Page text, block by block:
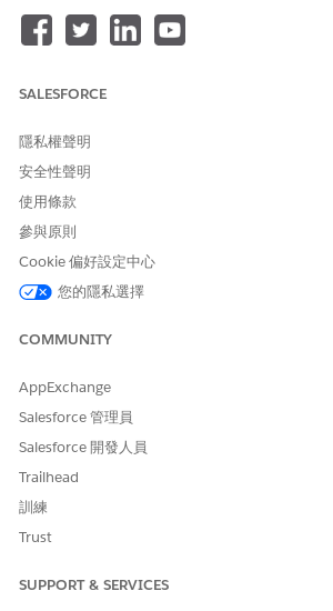
透過 Salesforce 支援的 URL 架構,您的使用者
Sciences Cloud 行動應用程式,並執行數個動
使用預先填入的資料建立或更新記錄。
在特定記錄頁面上開始動作。
使用預先定義的電子郵件範本與收件者建
Life Sciences 深入連結僅適用於擁有該動作
正確存取權的使用者。如果未經驗證的使用者
往登入頁面。當應用程式鎖定時,系統會提示
用者登入或輸入其 PIN 碼後,必須再次點選連
面。
生命科學的深度連結格式
造訪的深度連結
Life Sciences Cloud 行動應用程式支援更
造訪的深度連結支援動作,例如開啟造訪參
造訪。
生命科學深度連結的考量事項
當您從外部和第三方應用程式建立深入連
SALESFORCE
隱私權聲明
安全性聲明
使用條款
參與原則
Cookie 偏好設定中心
您的隱私選擇
COMMUNITY
AppExchange
Salesforce 管理員
Salesforce 開發人員
Trailhead
訓練
Trust
SUPPORT & SERVICES